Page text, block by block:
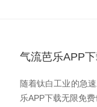
气流芭乐APP
随着钛白工业的急速
乐APP下载无限免费